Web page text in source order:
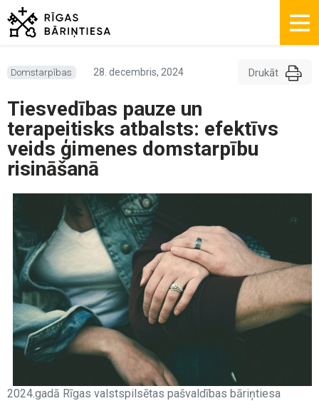
Domstarpības 28. decembris, 2024 Drukāt
Tiesvedības pauze un
terapeitisks atbalsts: efektīvs
veids ģimenes domstarpību
risināšanā
2024.gadā Rīgas valstspilsētas pašvaldības bāriņtiesa